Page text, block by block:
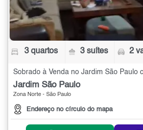
3 quartos 3 suítes 2
Sobrado à Venda no Jardim São Paulo
Jardim São Paulo
Zona Norte - São Paulo
Endereço no círculo do mapa